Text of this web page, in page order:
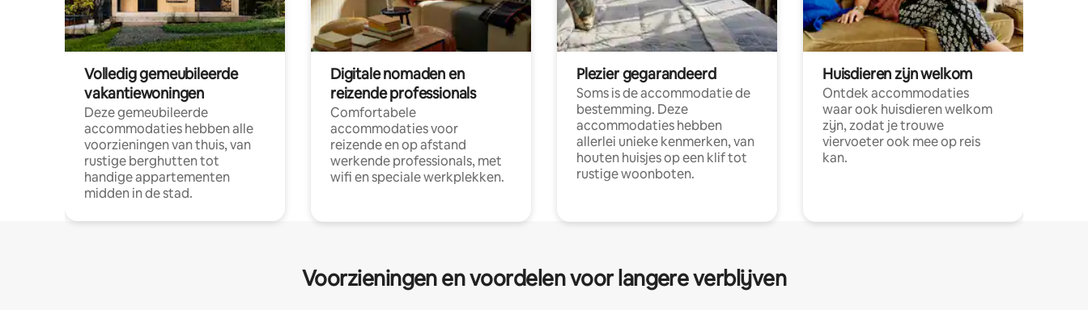
Volledig gemeubileerde
vakantiewoningen
Deze gemeubileerde
accommodaties hebben alle
voorzieningen van thuis, van
rustige berghutten tot
handige appartementen
midden in de stad.
Digitale nomaden en
reizende professionals
Comfortabele
accommodaties voor
reizende en op afstand
werkende professionals, met
wifi en speciale werkplekken.
Plezier gegarandeerd
Soms is de accommodatie de
bestemming. Deze
accommodaties hebben
allerlei unieke kenmerken, van
houten huisjes op een klif tot
rustige woonboten.
Huisdieren zijn welkom
Ontdek accommodaties
waar ook huisdieren welkom
zijn, zodat je trouwe
viervoeter ook mee op reis
kan.
Voorzieningen en voordelen voor langere verblijven